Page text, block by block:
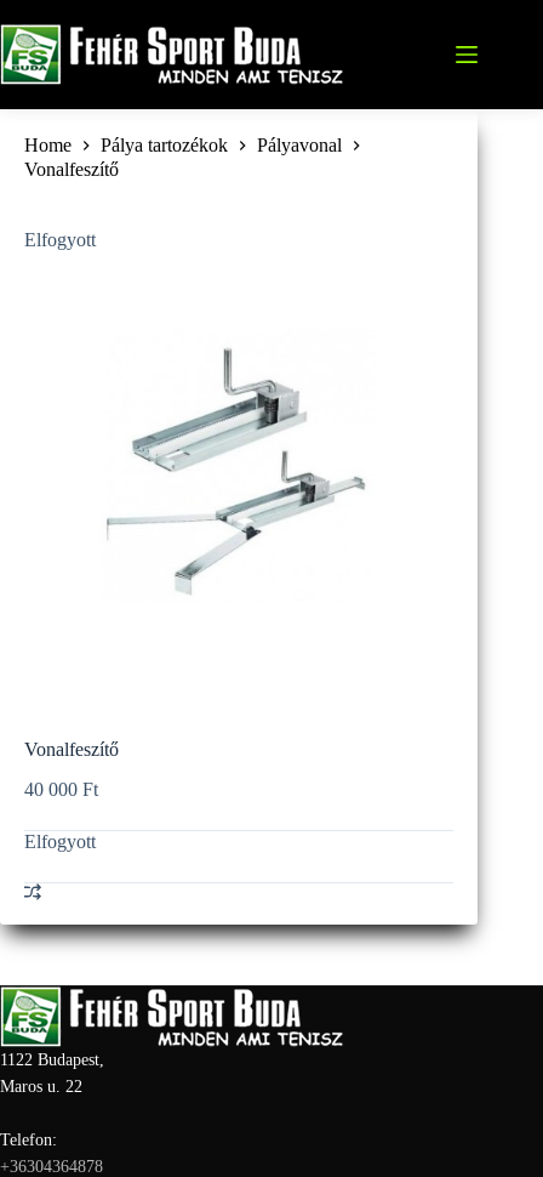
to
content
Home Pálya tartozékok
Pályavonal
Vonalfeszítő
Elfogyott
Vonalfeszítő
40 000 Ft
Elfogyott
1122 Budapest,
Maros u. 22
Telefon:
+36304364878